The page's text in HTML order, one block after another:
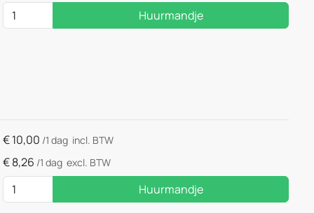
Huurmandje
€10,00 /1 dag incl. BTW
€8,26 /1 dag excl. BTW
Huurmandje